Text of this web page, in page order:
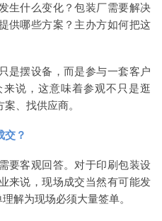
生什么变化？包装厂需要解决
供哪些方案？主办方如何把这
是摆设备，而是参与一套客户
说，这意味着参观不只是逛
、找供应商。
交？
要客观回答。对于印刷包装设
来说，现场成交当然有可能发
解为现场必须大量签单。